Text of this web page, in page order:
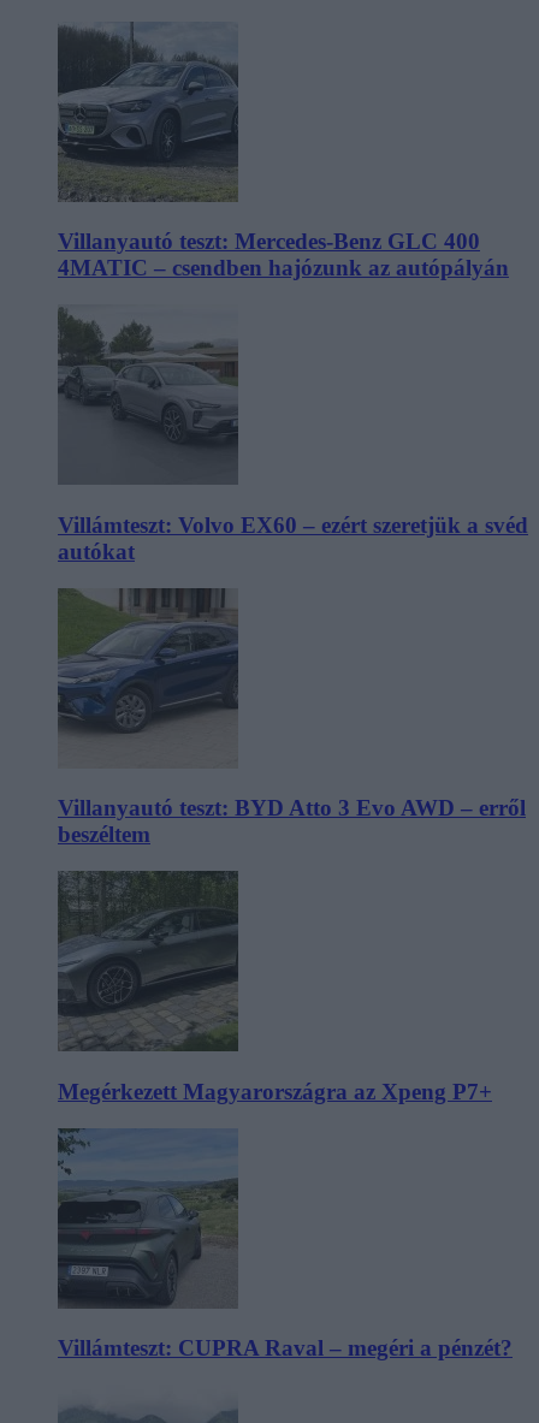
Villanyautó teszt: Mercedes-Benz GLC 400
4MATIC – csendben hajózunk az autópályán
Villámteszt: Volvo EX60 – ezért szeretjük a svéd
autókat
Villanyautó teszt: BYD Atto 3 Evo AWD – erről
beszéltem
Megérkezett Magyarországra az Xpeng P7+
Villámteszt: CUPRA Raval – megéri a pénzét?